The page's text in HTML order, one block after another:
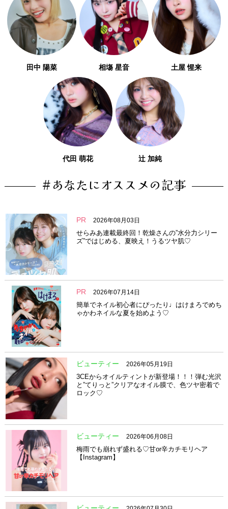
田中 陽菜 相塲 星音 土屋 惺来
代田 萌花 辻 加純
#あなたにオススメの記事
PR 2026年08月03日
せらみあ連載最終回！乾燥さんの”水分力シリー
ズ”ではじめる、夏映え！うるツヤ肌♡
PR 2026年07月14日
簡単でネイル初心者にぴったり♩はけまろでめち
ゃかわネイルな夏を始めよう♡
ビューティー 2026年05月19日
3CEからオイルティントが新登場！！！弾む光沢
と”てりっと”クリアなオイル膜で、色ツヤ密着で
ロック♡
ビューティー 2026年06月08日
梅雨でも崩れず盛れる♡甘or辛カチモリヘア
【Instagram】